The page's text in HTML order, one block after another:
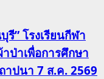
” โรงเรียนกีฬา
ป่าเพื่อการศึกษา
ปนา 7 ส.ค. 2569